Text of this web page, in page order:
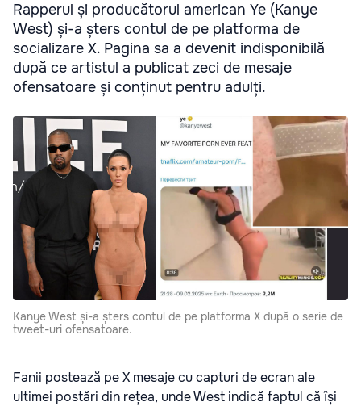
Rapperul și producătorul american Ye (Kanye
West) și-a șters contul de pe platforma de
socializare X. Pagina sa a devenit indisponibilă
după ce artistul a publicat zeci de mesaje
ofensatoare și conținut pentru adulți.
Kanye West și-a șters contul de pe platforma X după o serie de
tweet-uri ofensatoare.
Fanii postează pe X mesaje cu capturi de ecran ale
ultimei postări din rețea, unde West indică faptul că își